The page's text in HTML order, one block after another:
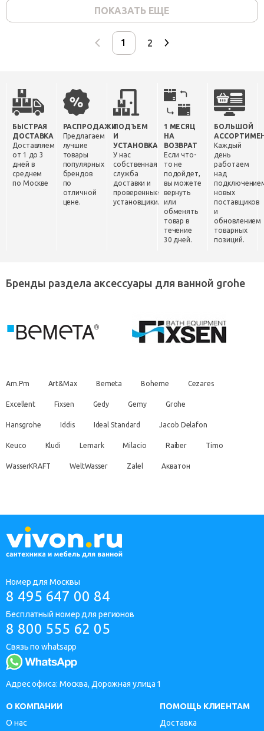
ПОКАЗАТЬ ЕЩЕ
2
БЫСТРАЯ
ДОСТАВКА
Доставляем
от 1 до 3
дней в
среднем
по Москве
РАСПРОДАЖИ
Предлагаем
лучшие
товары
популярных
брендов
по
отличной
цене.
ПОДЪЕМ
И
УСТАНОВКА
У нас
собственная
служба
доставки и
проверенные
установщики.
1 МЕСЯЦ
НА
ВОЗВРАТ
Если что-
то не
подойдет,
вы можете
вернуть
или
обменять
товар в
течение
30 дней.
БОЛЬШОЙ
Каждый
день
работаем
над
новых
поставщиков
и
обновлением
товарных
позиций.
Бренды раздела аксессуары для ванной grohe
Am.Pm Art&Max Bemeta Boheme Cezares
Excellent Fixsen Gedy Gemy Grohe
Hansgrohe Iddis Ideal Standard Jacob Delafon
Keuco Kludi Lemark Milacio Raiber Timo
WasserKRAFT WeltWasser Zalel Акватон
Номер для Москвы
8 495 647 00 84
Бесплатный номер для регионов
8 800 555 62 05
Связь по whatsapp
Адрес офиса: Москва, Дорожная улица 1
О КОМПАНИИ
О нас
ПОМОЩЬ КЛИЕНТАМ
Доставка